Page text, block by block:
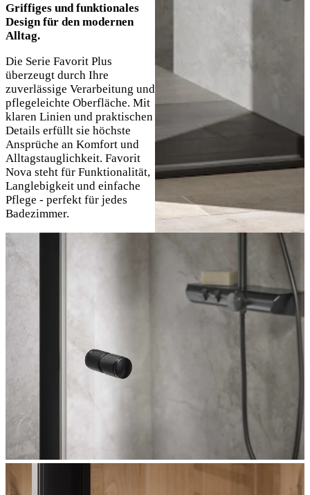
Griffiges und funktionales
Design für den modernen
Alltag.
Die Serie Favorit Plus
überzeugt durch Ihre
zuverlässige Verarbeitung und
pflegeleichte Oberfläche. Mit
klaren Linien und praktischen
Details erfüllt sie höchste
Ansprüche an Komfort und
Alltagstauglichkeit. Favorit
Nova steht für Funktionalität,
Langlebigkeit und einfache
Pflege - perfekt für jedes
Badezimmer.